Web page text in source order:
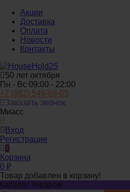
Акции
Доставка
Оплата
Новости
Контакты
50 лет октября
Пн - Вс 09:00 - 22:00
+7 (982) 549-69-05
Заказать звонок
Миасс
Вход
Регистрация
0
Корзина
0 ₽
Товар добавлен в корзину!
Каталог товаров